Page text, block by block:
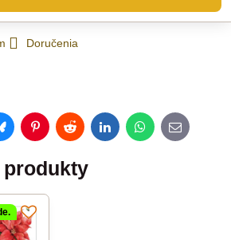
Doručenia
PinterestRedditLinkedInWhatsApp
E-
mail